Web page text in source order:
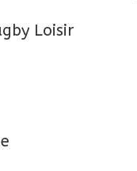
Loisir